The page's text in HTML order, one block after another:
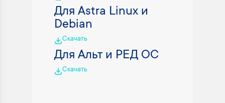
Для Astra Linux и
Debian
Скачать
Для Альт и РЕД ОС
Скачать